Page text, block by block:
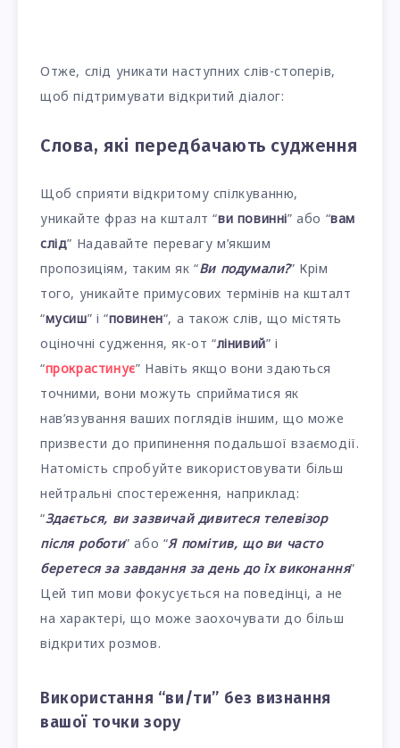
Отже, слід уникати наступних слів-стоперів,
щоб підтримувати відкритий діалог:
Слова, які передбачають судження
Щоб сприяти відкритому спілкуванню,
уникайте фраз на кшталт “ви повинні” або “вам
слід” Надавайте перевагу м’якшим
пропозиціям, таким як “Ви подумали?” Крім
того, уникайте примусових термінів на кшталт
“мусиш” і “повинен“, а також слів, що містять
оціночні судження, як-от “лінивий” і
“прокрастинує” Навіть якщо вони здаються
точними, вони можуть сприйматися як
нав’язування ваших поглядів іншим, що може
призвести до припинення подальшої взаємодії.
Натомість спробуйте використовувати більш
нейтральні спостереження, наприклад:
“Здається, ви зазвичай дивитеся телевізор
після роботи” або “Я помітив, що ви часто
беретеся за завдання за день до їх виконання”
Цей тип мови фокусується на поведінці, а не
на характері, що може заохочувати до більш
відкритих розмов.
Використання “ви/ти” без визнання
вашої точки зору